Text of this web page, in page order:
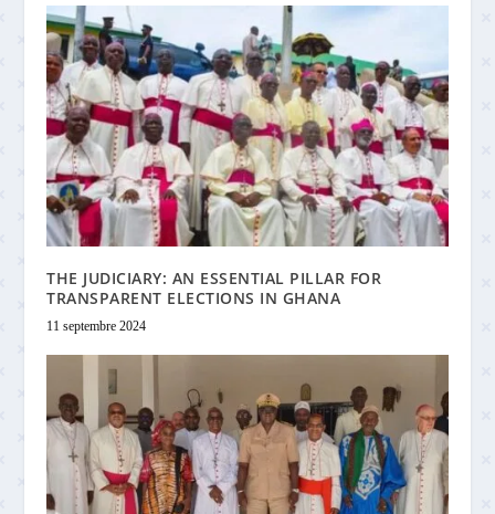
THE JUDICIARY: AN ESSENTIAL PILLAR FOR
TRANSPARENT ELECTIONS IN GHANA
11 septembre 2024